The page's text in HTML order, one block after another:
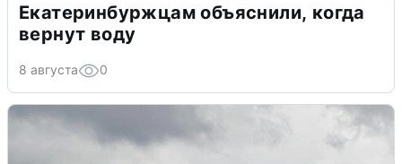
Екатеринбуржцам объяснили, когда
вернут воду
8 августа 0